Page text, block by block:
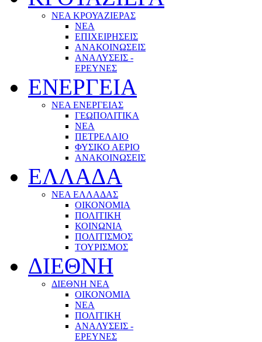
ΝΕΑ ΚΡΟΥΑΖΙΕΡΑΣ
NEA
ΕΠΙΧΕΙΡΗΣΕΙΣ
ΑΝΑΚΟΙΝΩΣΕΙΣ
ΑΝΑΛΥΣΕΙΣ -
ΕΡΕΥΝΕΣ
ΕΝΕΡΓΕΙΑ
ΝΕΑ ΕΝΕΡΓΕΙΑΣ
ΓΕΩΠΟΛΙΤΙΚΑ
ΝΕΑ
ΠΕΤΡΕΛΑΙΟ
ΦΥΣΙΚΟ ΑΕΡΙΟ
ΑΝΑΚΟΙΝΩΣΕΙΣ
ΕΛΛΑΔΑ
ΝΕΑ ΕΛΛΑΔΑΣ
ΟΙΚΟΝΟΜΙΑ
ΠΟΛΙΤΙΚΗ
ΚΟΙΝΩΝΙΑ
ΠΟΛΙΤΙΣΜΟΣ
ΤΟΥΡΙΣΜΟΣ
ΔΙΕΘΝΗ
ΔΙΕΘΝΗ ΝΕΑ
ΟΙΚΟΝΟΜΙΑ
ΝΕΑ
ΠΟΛΙΤΙΚΗ
ΑΝΑΛΥΣΕΙΣ -
ΕΡΕΥΝΕΣ